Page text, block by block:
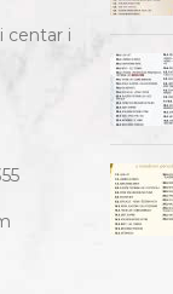
centar i